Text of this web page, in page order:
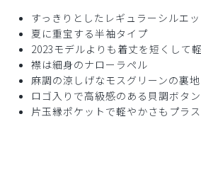
ご購入者様
購入確認済み
年齢:50代 身長: 171-175cm 体重:
すっきりとしたレギュラーシルエッ
夏に重宝する半袖タイプ
2023モデルよりも着丈を短くして
襟は細身のナローラペル
麻調の涼しげなモスグリーンの裏地
ロゴ入りで高級感のある貝調ボタン
片玉縁ポケットで軽やかさもプラス